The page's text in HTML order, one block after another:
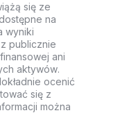
się ze
na
wyniki
publicznie
ani
aktywów.
ocenić
się z
można